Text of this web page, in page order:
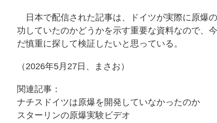
日本で配信された記事は、ドイツが実際に原爆
功していたのかどうかを示す重要な資料なので、
だ慎重に探して検証したいと思っている。
（2026年5月27日、まさお）
関連記事：
ナチスドイツは原爆を開発していなかったのか
スターリンの原爆実験ビデオ